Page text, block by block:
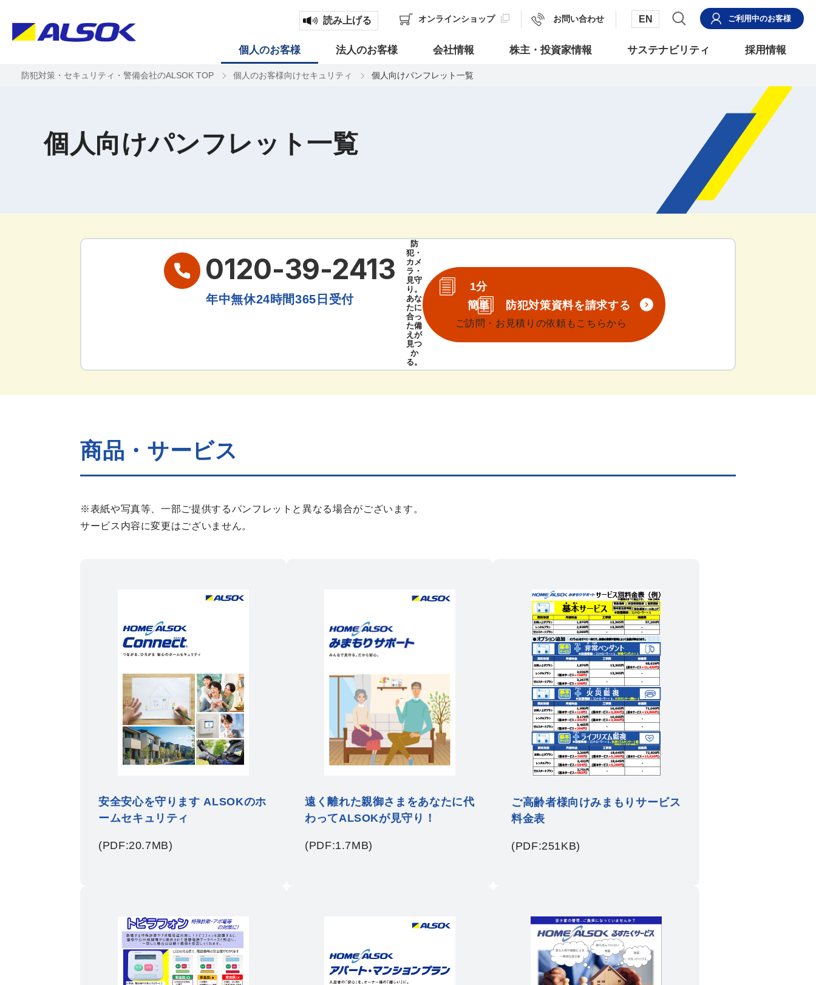
読み上げる オンラインショップ お問い合わせ EN ご利用中のお客様
個人のお客様 法人のお客様 会社情報 株主・投資家情報 サステナビリティ 採用情報
防犯対策・セキュリティ・警備会社のALSOK TOP 個人のお客様向けセキュリティ 個人向けパンフレット一覧
個人向けパンフレット一覧
0120-39-2413
年中無休24時間365日受付
防
犯・
カメ
ラ・
見守
り。
あな
たに
合っ
た備
えが
見つ
か
る。
1分
簡単
防犯対策資料を請求する
ご訪問・お見積りの依頼もこちらから
商品・サービス
※表紙や写真等、一部ご提供するパンフレットと異なる場合がございます。
サービス内容に変更はございません。
安全安心を守ります ALSOKのホ
ームセキュリティ
(PDF:20.7MB)
遠く離れた親御さまをあなたに代
わってALSOKが見守り！
(PDF:1.7MB)
ご高齢者様向けみまもりサービス
料金表
(PDF:251KB)